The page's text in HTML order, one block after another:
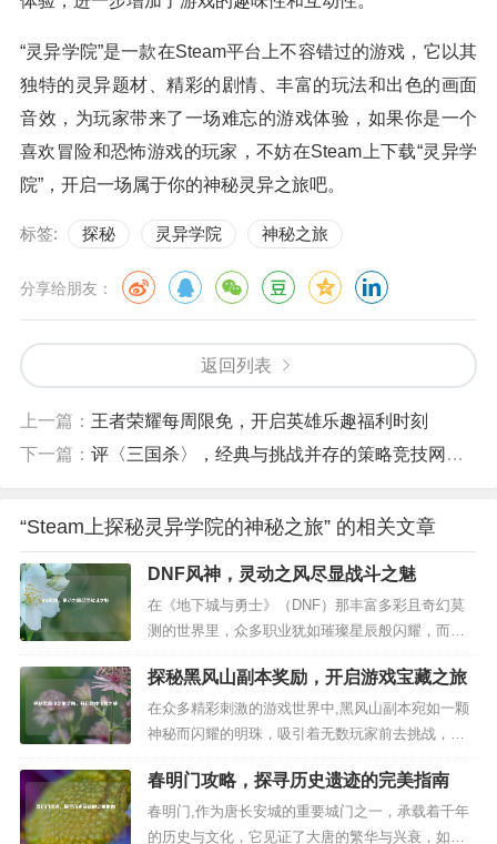
“灵异学院”是一款在Steam平台上不容错过的游戏，它以其
独特的灵异题材、精彩的剧情、丰富的玩法和出色的画面
音效，为玩家带来了一场难忘的游戏体验，如果你是一个
喜欢冒险和恐怖游戏的玩家，不妨在Steam上下载“灵异学
院”，开启一场属于你的神秘灵异之旅吧。
标签: 探秘 灵异学院 神秘之旅
分享给朋友：
返回列表
上一篇： 王者荣耀每周限免，开启英雄乐趣福利时刻
下一篇： 评〈三国杀〉，经典与挑战并存的策略竞技网游世界
“Steam上探秘灵异学院的神秘之旅” 的相关文章
DNF风神，灵动之风尽显战斗之魅
在《地下城与勇士》（DNF）那丰富多彩且奇幻莫
测的世界里，众多职业犹如璀璨星辰般闪耀，而风
神这一职业，恰似一阵灵动的清风，以其独特的魅
力在阿拉德大陆上留下了深刻的印记。 风神,作为男
魔法师转职后的职业之一，其形象就自带一种飘逸
与灵动，一头蓝色的长发随风舞动，身着轻盈的魔
法长袍，仿佛是大自然中自由穿...
探秘黑风山副本奖励，开启游戏宝藏之旅
在众多精彩刺激的游戏世界中,黑风山副本宛如一颗
神秘而闪耀的明珠，吸引着无数玩家前去挑战，而
副本中的奖励，更是如同隐藏在黑暗深处的宝藏，
充满了诱惑与惊喜。 黑风山副本以其独特的背景故
事和富有挑战性的关卡设计,让玩家仿佛置身于一个
奇幻的武侠世界，副本中，阴森的黑风山弥漫着神
春明门攻略，探寻历史遗迹的完美指南
春明门,作为唐长安城的重要城门之一，承载着千年
的历史与文化，它见证了大唐的繁华与兴衰，如今